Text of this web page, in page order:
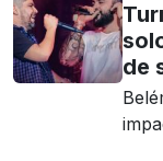
de